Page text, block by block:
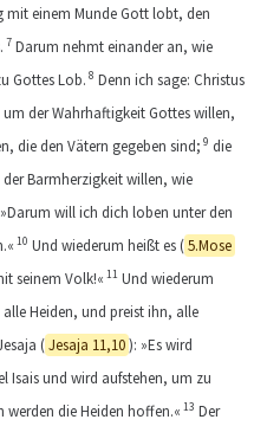
einem Munde Gott lobt, den
7 Darum nehmt einander an, wie
Gottes Lob. 8 Denn ich sage: Christus
der Wahrhaftigkeit Gottes willen,
die den Vätern gegeben sind; 9 die
Barmherzigkeit willen, wie
will ich dich loben unter den
10 Und wiederum heißt es (5.Mose
seinem Volk!« 11Und wiederum
Heiden, und preist ihn, alle
(Jesaja 11,10): »Es wird
Isais und wird aufstehen, um zu
werden die Heiden hoffen.« 13 Der